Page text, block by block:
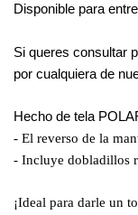
Disponible para
Si queres consultar
por cualquiera de
Hecho de tela
- El reverso de la
- Incluye dobladillos
¡Ideal para darle un